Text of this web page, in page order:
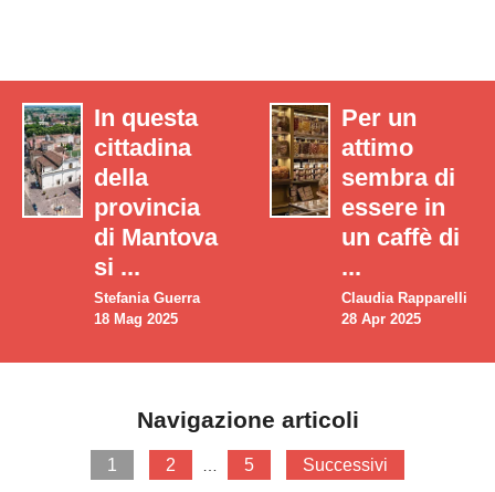
In questa
cittadina
della
provincia
di Mantova
si ...
Stefania Guerra
18 Mag 2025
Per un
attimo
sembra di
essere in
un caffè di
...
Claudia Rapparelli
28 Apr 2025
Navigazione articoli
1 2 … 5 Successivi